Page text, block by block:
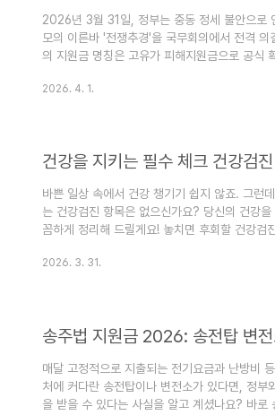
2026년 3월 31일, 정부는 중동 정세 불안으
모의 이른바 '전쟁추경'을 국무회의에서 전격
의 지원금 명칭은 고유가 피해지원금으로 공식
요?고유가 피해지원금, 나는 얼마나 받을 수 있
2026. 4. 1.
건강을 지키는 필수 체크 건강검
바쁜 일상 속에서 건강 챙기기 쉽지 않죠. 그런
는 건강검진 항목은 없으신가요? 당신의 건강
꼼하게 정리해 드릴게요! 놓치면 후회할 건강
꼼하게 챙길 수 있는 필수 건강검진 항목들을
2026. 3. 31.
매달 고정적으로 지출되는 전기요금과 난방비
처에 커다란 송전탑이나 변전소가 있다면, 정
을 받을 수 있다는 사실을 알고 계셨나요? 바